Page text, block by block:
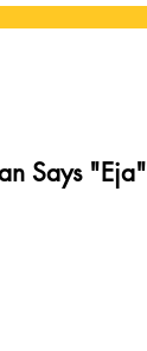
Says "Eja"